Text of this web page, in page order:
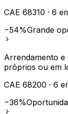
CAE 68310 · 6
−54%Grande
Arrendamento e
próprios ou em
CAE 68200 · 6
−36%